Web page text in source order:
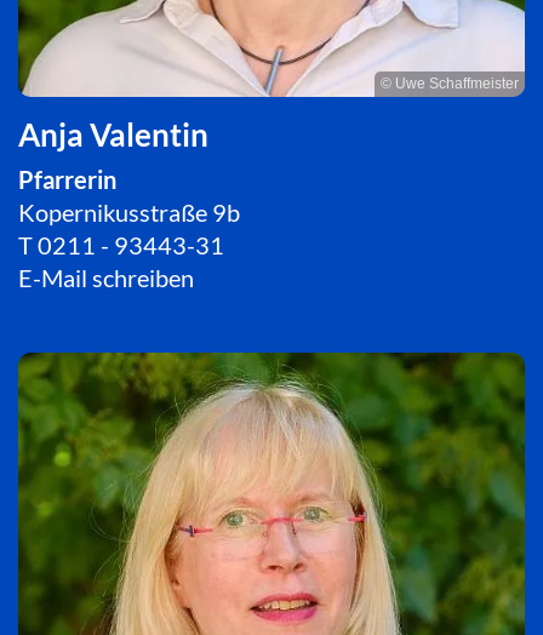
© Uwe Schaffmeister
Anja Valentin
Pfarrerin
Kopernikusstraße 9b
T0211 - 93443-31
E-Mail schreiben